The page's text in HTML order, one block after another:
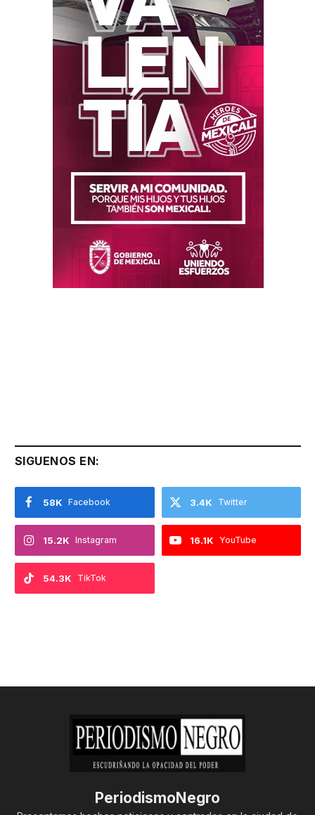
SIGUENOS EN:
Facebook
58K Twitter
3.4K
Instagram
15.2K YouTube
16.1K
TikTok
54.3K
PeriodismoNegro